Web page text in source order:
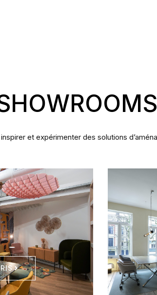
et expérimenter des solutions